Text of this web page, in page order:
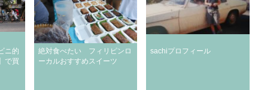
ニ的
で買
絶対食べたい フィリピンロ
ーカルおすすめスイーツ
sachiプロフィール